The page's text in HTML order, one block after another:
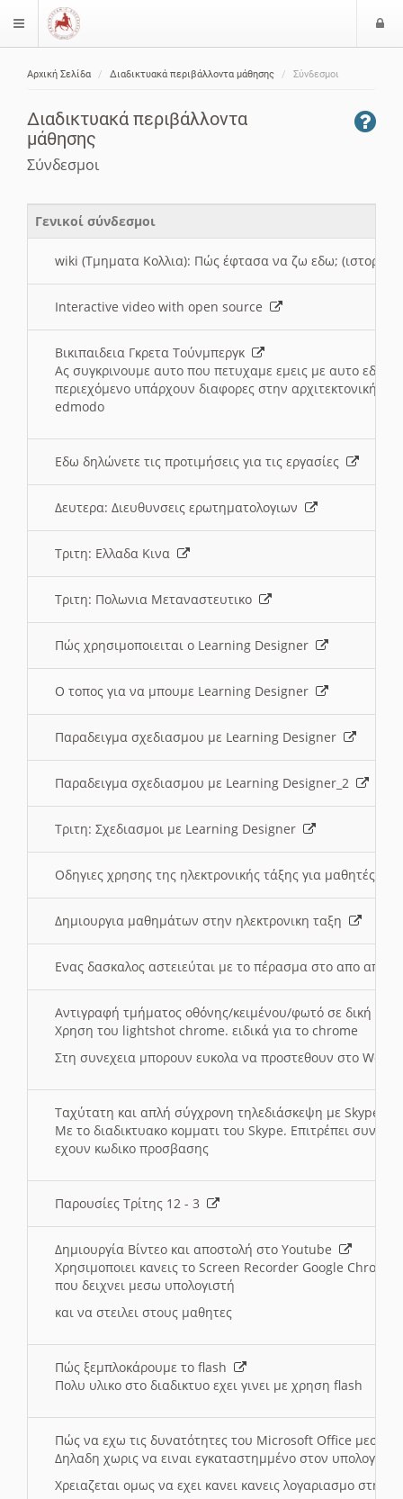
$langMenu
Αρχική Σελίδα Διαδικτυακά περιβάλλοντα μάθησης Σύνδεσμοι
Διαδικτυακά περιβάλλοντα
μάθησης
Σύνδεσμοι
Γενικοί σύνδεσμοι
wiki (Τμηματα Κολλια): Πώς έφτασα να ζω εδω; (ιστορια)
Interactive video with open source
Βικιπαιδεια Γκρετα Τούνμπεργκ
Ας συγκρινουμε αυτο που πετυχαμε εμεις με αυτο εδω
περιεχόμενο υπάρχουν διαφορες στην αρχιτεκτονική
edmodo
Εδω δηλώνετε τις προτιμήσεις για τις εργασίες
Δευτερα: Διευθυνσεις ερωτηματολογιων
Τριτη: Ελλαδα Κινα
Τριτη: Πολωνια Μεταναστευτικο
Πώς χρησιμοποιειται ο Learning Designer
O τοπος για να μπουμε Learning Designer
Παραδειγμα σχεδιασμου με Learning Designer
Παραδειγμα σχεδιασμου με Learning Designer_2
Τριτη: Σχεδιασμοι με Learning Designer
Οδηγιες χρησης της ηλεκτρονικής τάξης για μαθητές
Δημιουργια μαθημάτων στην ηλεκτρονικη ταξη
Ενας δασκαλος αστειεύται με το πέρασμα στο απο
Αντιγραφή τμήματος οθόνης/κειμένου/φωτό σε δική
Χρηση του lightshot chrome. ειδικά για το chrome
Στη συνεχεια μπορουν ευκολα να προστεθουν στο Word
Ταχύτατη και απλή σύγχρονη τηλεδιάσκεψη με Skype
Με το διαδικτυακο κομματι του Skype. Επιτρέπει
εχουν κωδικο προσβασης
Παρουσίες Τρίτης 12 - 3
Δημιουργία Βίντεο και αποστολή στο Youtube
Χρησιμοποιει κανεις το Screen Recorder Google Chrome
που δειχνει μεσω υπολογιστή
και να στειλει στους μαθητες
Πώς ξεμπλοκάρουμε το flash
Πολυ υλικο στο διαδικτυο εχει γινει με χρηση flash
Πώς να εχω τις δυνατότητες του Microsoft Office μεσω
Δηλαδη χωρις να ειναι εγκαταστημμένο στον
Χρειαζεται ομως να εχει κανει κανεις λογαριασμο στη